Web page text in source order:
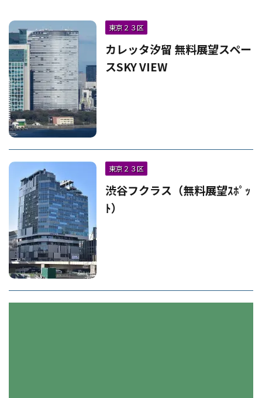
東京２３区
カレッタ汐留 無料展望スペー
スSKY VIEW
東京２３区
渋谷フクラス（無料展望ｽﾎﾟｯ
ﾄ）